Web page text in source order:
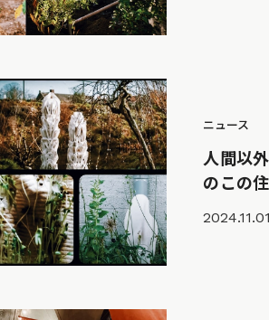
ニュース
人間以
のこの
2024.11.01